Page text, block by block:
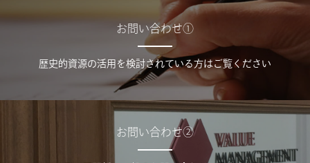
お問い合わせ①
歴史的資源の活用を検討されている方はご覧ください
お問い合わせ②